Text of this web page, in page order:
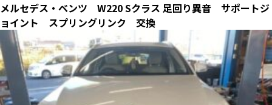
メルセデス・ベンツ W220 Sクラス 足回り異音 サポートジ
ョイント スプリングリンク 交換